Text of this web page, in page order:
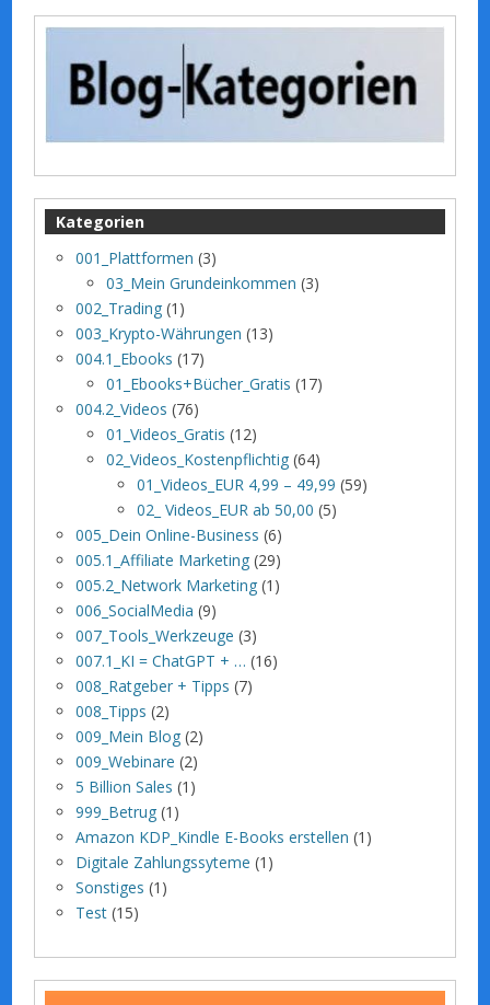
Kategorien
001_Plattformen (3)
03_Mein Grundeinkommen (3)
002_Trading (1)
003_Krypto-Währungen (13)
004.1_Ebooks (17)
01_Ebooks+Bücher_Gratis (17)
004.2_Videos (76)
01_Videos_Gratis (12)
02_Videos_Kostenpflichtig (64)
01_Videos_EUR 4,99 – 49,99 (59)
02_ Videos_EUR ab 50,00 (5)
005_Dein Online-Business (6)
005.1_Affiliate Marketing (29)
005.2_Network Marketing (1)
006_SocialMedia (9)
007_Tools_Werkzeuge (3)
007.1_KI = ChatGPT + … (16)
008_Ratgeber + Tipps (7)
008_Tipps (2)
009_Mein Blog (2)
009_Webinare (2)
5 Billion Sales (1)
999_Betrug (1)
Amazon KDP_Kindle E-Books erstellen (1)
Digitale Zahlungssyteme (1)
Sonstiges (1)
Test (15)